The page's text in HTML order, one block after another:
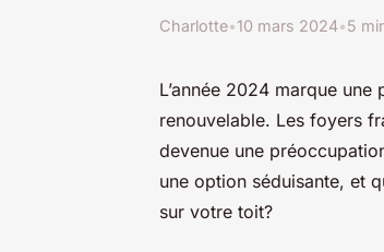
Charlotte•10 mars 2024•5
L’année 2024 marque
renouvelable. Les foyers
devenue une
une option séduisante, et
sur votre toit?